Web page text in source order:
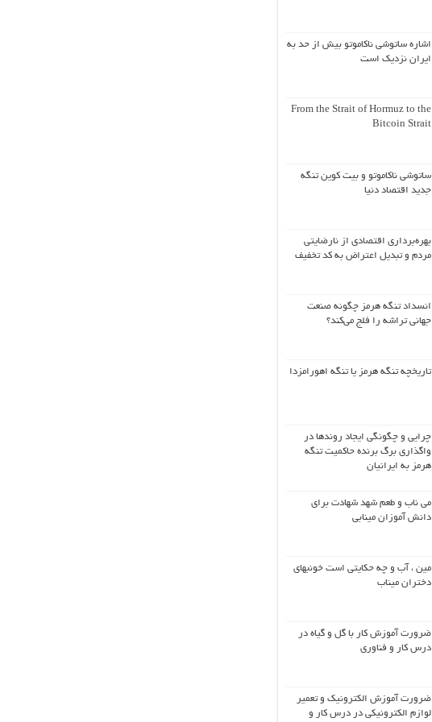
اشاره ساتوشی ناکاموتو بیش از حد به
ایران نزدیک است
From the Strait of Hormuz to the
Bitcoin Strait
ساتوشی ناکاموتو و بیت کوین تنگه
جدید اقتصاد دنیا
بهره‌برداری اقتصادی از نارضایتی
مردم و تبدیل اعتراض به کد تخفیف
انسداد تنگه هرمز چگونه صنعت
جهانی تراشه را فلج می‌کند؟
تاریخچه تنگه هرمز یا تنگه اهورامزدا
چرایی و چگونگی ایجاد روندها در
واگذاری برگ برنده حاکمیت تنگه
هرمز به ایرانیان
می ناب و طعم شهد شهادت برای
دانش آموزان مینابی
مین ، آب و چه حکایتی است خونبهای
دختران میناب
ضرورت آموزش کار با گل و گیاه در
درس کار و فناوری
ضرورت آموزش الکترونیک و تعمیر
لوازم الکترونیکی در درس کار و